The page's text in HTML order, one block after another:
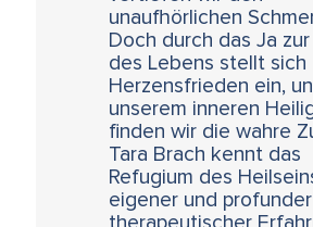
unaufhörlichen
Doch durch das Ja zur
des Lebens stellt sich
Herzensfrieden ein,
unserem inneren
finden wir die wahre
Tara Brach kennt das
Refugium des
eigener und profunder